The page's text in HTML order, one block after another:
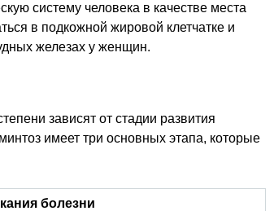
систему человека в качестве места
в подкожной жировой клетчатке и
железах у женщин.
зависят от стадии развития
имеет три основных этапа, которые
болезни